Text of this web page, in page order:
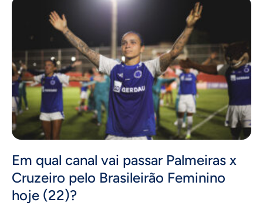
Em qual canal vai passar Palmeiras x
Cruzeiro pelo Brasileirão Feminino
hoje (22)?